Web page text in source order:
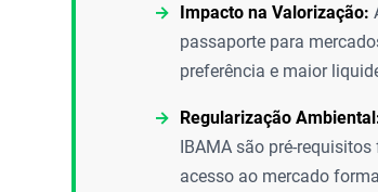
Impacto na Valorização:
passaporte para
preferência e maior
Regularização
IBAMA são pré-
acesso ao mercado